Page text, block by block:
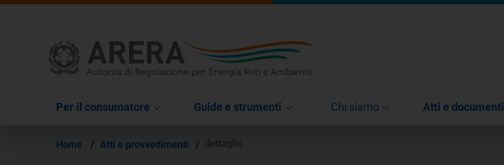
Per il consumatore Guide e strumenti Chi siamo Atti e documenti
Home / Atti e provvedimenti / dettaglio